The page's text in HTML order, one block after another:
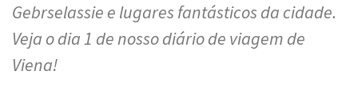
Gebrselassie e lugares fantásticos da cidade.
Veja o dia 1 de nosso diário de viagem de
Viena!